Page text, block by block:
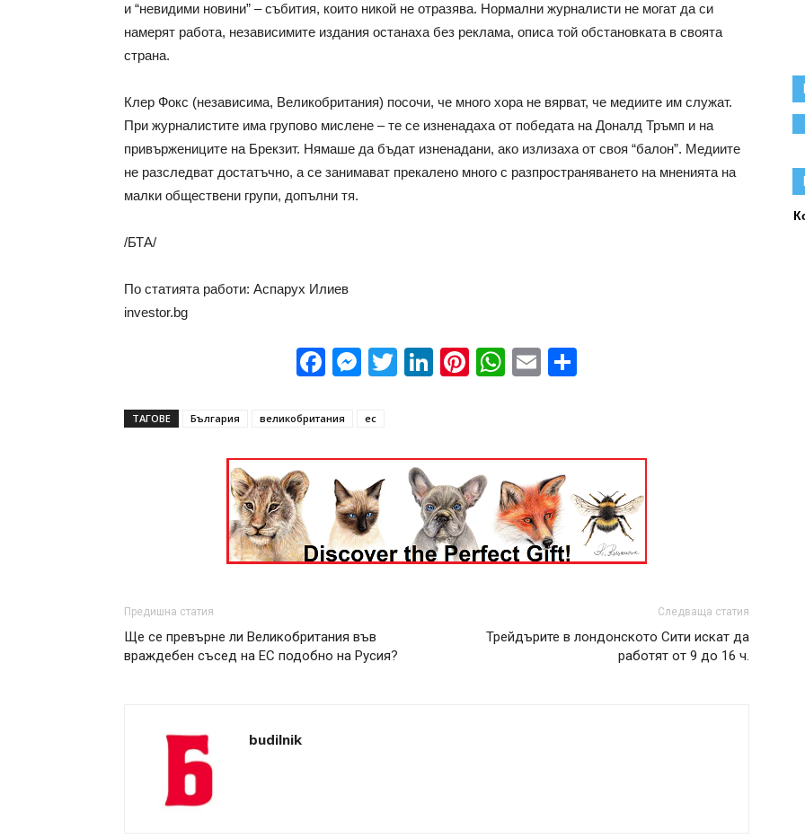
и “невидими новини” – събития, които никой не отразява. Нормални журналисти не могат да си
намерят работа, независимите издания останаха без реклама, описа той обстановката в своята
страна.
Клер Фокс (независима, Великобритания) посочи, че много хора не вярват, че медиите им служат.
При журналистите има групово мислене – те се изненадаха от победата на Доналд Тръмп и на
привържениците на Брекзит. Нямаше да бъдат изненадани, ако излизаха от своя “балон”. Медиите
не разследват достатъчно, а се занимават прекалено много с разпространяването на мненията на
малки обществени групи, допълни тя.
/БТА/
По статията работи: Аспарух Илиев
investor.bg
Facebook
Messenger
Twitter
LinkedIn
Pinterest
WhatsApp
Email
ТАГОВЕ България великобритания ес
Предишна статия
Ще се превърне ли Великобритания във
враждебен съсед на ЕС подобно на Русия?
Следваща статия
Трейдърите в лондонското Сити искат да
работят от 9 до 16 ч.
budilnik